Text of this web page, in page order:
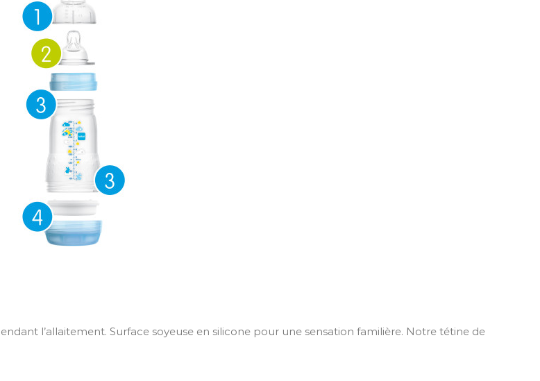
l’allaitement. Surface soyeuse en silicone pour une sensation familière. Notre tétine de